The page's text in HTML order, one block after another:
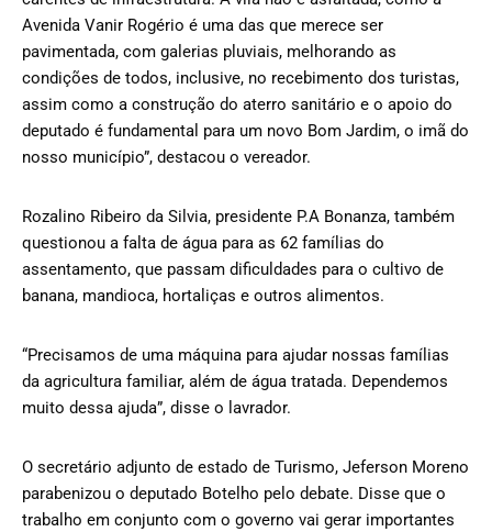
Avenida Vanir Rogério é uma das que merece ser
pavimentada, com galerias pluviais, melhorando as
condições de todos, inclusive, no recebimento dos turistas,
assim como a construção do aterro sanitário e o apoio do
deputado é fundamental para um novo Bom Jardim, o imã do
nosso município”, destacou o vereador.
Rozalino Ribeiro da Silvia, presidente P.A Bonanza, também
questionou a falta de água para as 62 famílias do
assentamento, que passam dificuldades para o cultivo de
banana, mandioca, hortaliças e outros alimentos.
“Precisamos de uma máquina para ajudar nossas famílias
da agricultura familiar, além de água tratada. Dependemos
muito dessa ajuda”, disse o lavrador.
O secretário adjunto de estado de Turismo, Jeferson Moreno
parabenizou o deputado Botelho pelo debate. Disse que o
trabalho em conjunto com o governo vai gerar importantes